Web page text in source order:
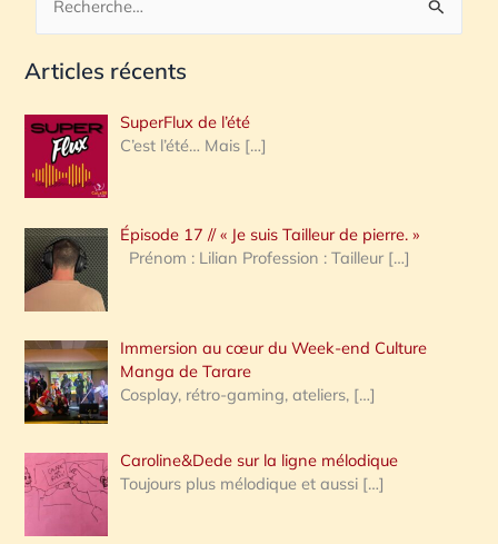
c
e
r
c
h
e
:
Articles récents
SuperFlux de l’été
C’est l’été… Mais […]
Épisode 17 // « Je suis Tailleur de pierre. »
Prénom : Lilian Profession : Tailleur […]
Immersion au cœur du Week-end Culture
Manga de Tarare
Cosplay, rétro-gaming, ateliers, […]
Caroline&Dede sur la ligne mélodique
Toujours plus mélodique et aussi […]